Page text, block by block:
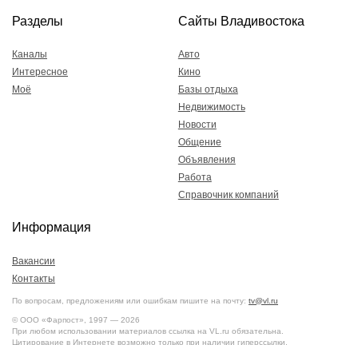
Разделы
Каналы
Интересное
Моё
Сайты Владивостока
Авто
Кино
Базы отдыха
Недвижимость
Новости
Общение
Объявления
Работа
Справочник компаний
Информация
Вакансии
Контакты
По вопросам, предложениям или ошибкам пишите на почту: tv@vl.ru
© ООО «Фарпост», 1997 — 2026
При любом использовании материалов ссылка на VL.ru обязательна.
Цитирование в Интернете возможно только при наличии гиперссылки.